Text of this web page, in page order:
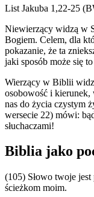
List Jakuba 1,22-25
Niewierzący widzą w
Bogiem. Celem, dla
pokazanie, że ta
jaki sposób może się to
Wierzący w Biblii
osobowość i kierunek,
nas do życia czystym
wersecie 22) mówi:
słuchaczami!
Biblia jako
(105) Słowo twoje
ścieżkom moim.